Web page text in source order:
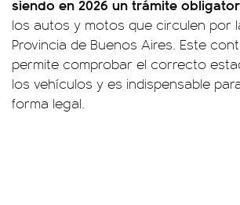
siendo en 2026 un trámite
los autos y motos que circulen por
Provincia de Buenos Aires. Este
permite comprobar el correcto
los vehículos y es indispensable
forma legal.